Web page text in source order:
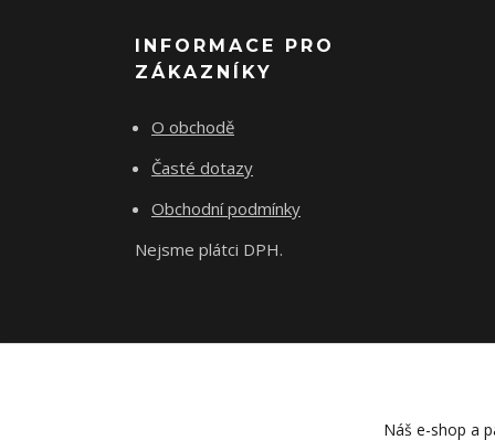
INFORMACE PRO
ZÁKAZNÍKY
O obchodě
Časté dotazy
Obchodní podmínky
Nejsme plátci DPH.
Náš e-shop a